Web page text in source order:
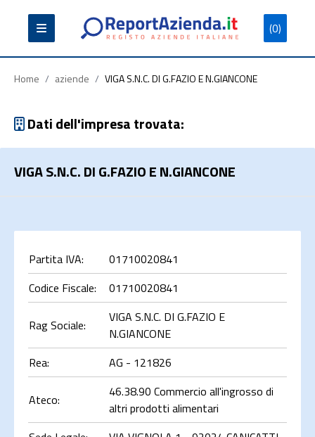
(0)
Partita
Iva
Codice
Fiscale
Ragione
Sociale
Cerca
Home / aziende / VIGA S.N.C. DI G.FAZIO E N.GIANCONE
Dati dell'impresa trovata:
VIGA S.N.C. DI G.FAZIO E N.GIANCONE
Partita IVA:
01710020841
Codice Fiscale:
01710020841
Rag Sociale:
VIGA S.N.C. DI G.FAZIO E
N.GIANCONE
Rea:
AG - 121826
Ateco:
46.38.90 Commercio all'ingrosso di
altri prodotti alimentari